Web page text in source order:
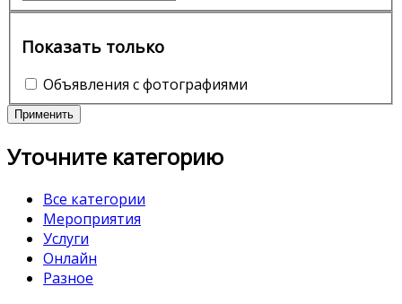
Показать только
Объявления с фотографиями
Применить
Уточните категорию
Все категории
Мероприятия
Услуги
Онлайн
Разное